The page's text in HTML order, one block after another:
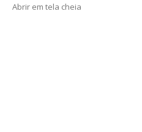
Abrir em tela cheia